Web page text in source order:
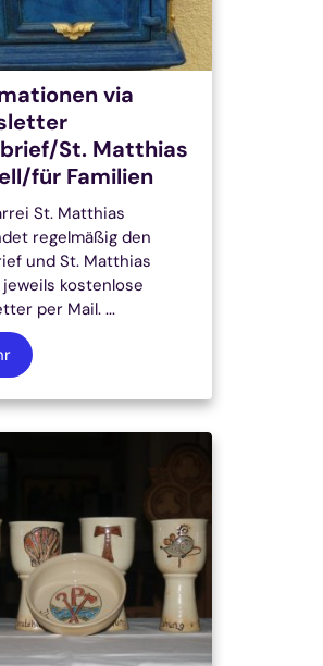
via
St. Matthias
für Familien
St. Matthias
regelmäßig den
und St. Matthias
kostenlose
per Mail. ...